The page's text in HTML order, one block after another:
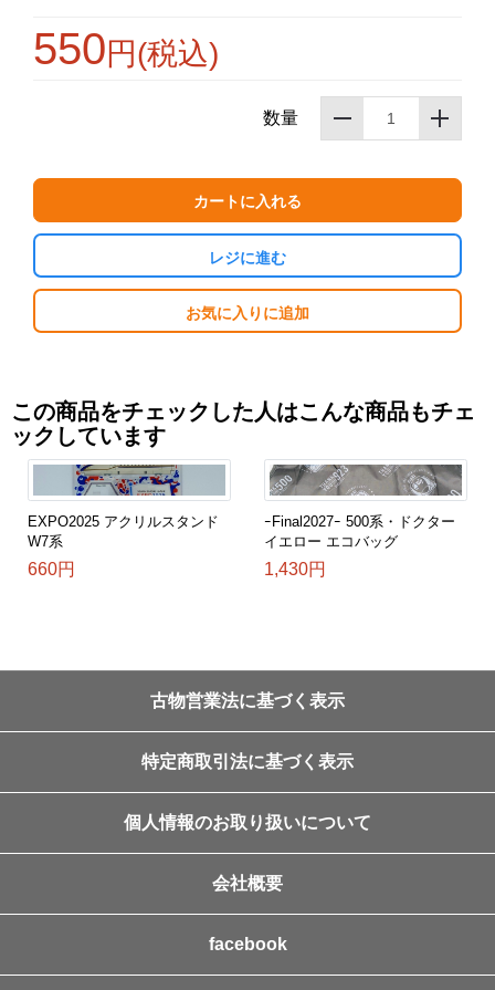
550円(税込)
数量
カートに入れる
レジに進む
お買い物を続ける
お気に入りに追加
この商品をチェックした人はこんな商品もチェ
ックしています
EXPO2025 アクリルスタンド
W7系
660円
ｰFinal2027ｰ 500系・ドクター
イエロー エコバッグ
1,430円
古物営業法に基づく表示
特定商取引法に基づく表示
個人情報のお取り扱いについて
会社概要
facebook